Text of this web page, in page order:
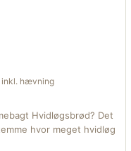
inkl. hævning
Hvidløgsbrød? Det
hvor meget hvidløg